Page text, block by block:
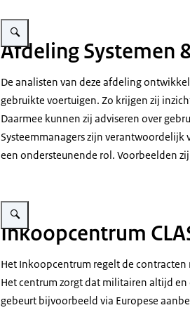
Vergroot afbeelding Een vrouw kijkt naar een
Afdeling Systemen
De analisten van deze afdeling
gebruikte voertuigen. Zo krijgen zij
Daarmee kunnen zij adviseren over
Systeemmanagers zijn
een ondersteunende rol. Voorbeelden
Vergroot afbeelding Een persoon in een
Inkoopcentrum
Het Inkoopcentrum regelt de
Het centrum zorgt dat militairen altijd
gebeurt bijvoorbeeld via Europese